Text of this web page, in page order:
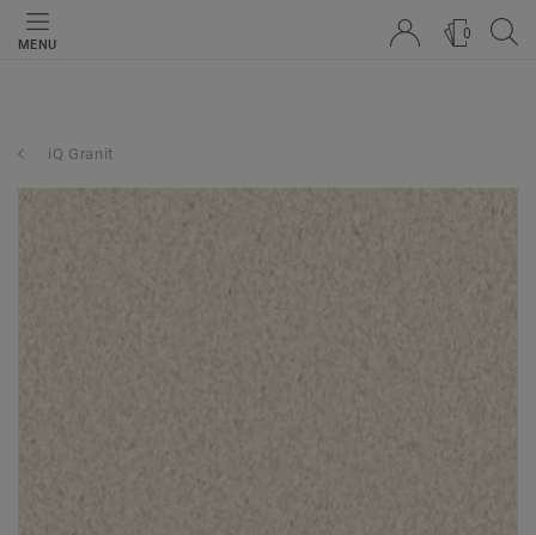
MENU
0
iQ Granit